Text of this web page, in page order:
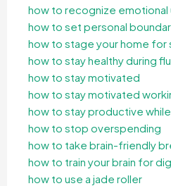
how to recognize emotional
how to set personal
how to stage your home for
how to stay healthy during
how to stay motivated
how to stay motivated
how to stay productive
how to stop overspending
how to take brain-friendly
how to train your brain for
how to use a jade roller